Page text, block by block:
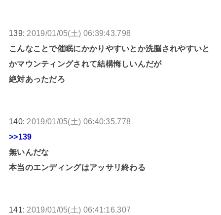
139: 2019/01/05(土) 06:39:43.798
こんなことで催眠にかかりやすいとか洗脳されやすいと
かマウンティングされて結構悔しいんだが
絶対あっただろ
140: 2019/01/05(土) 06:40:35.778
>>139
無いんだな
本当のエンディングはアッサリ終わる
141: 2019/01/05(土) 06:41:16.307